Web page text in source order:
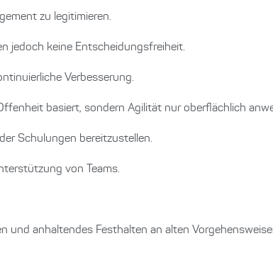
zu legitimieren.
jedoch keine Entscheidungsfreiheit.
Verbesserung.
basiert, sondern Agilität nur oberflächlich
Schulungen bereitzustellen.
von Teams.
und anhaltendes Festhalten an alten